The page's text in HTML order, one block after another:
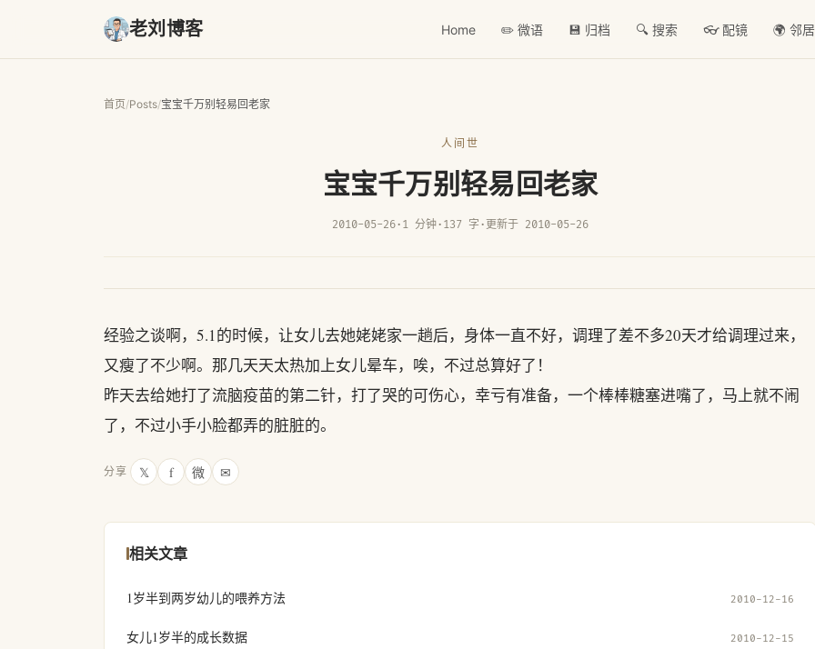
老刘博客 Home ✏️ 微语 💾 归档 🔍 搜索 👓 配镜 🌍 邻居
首页/Posts/宝宝千万别轻易回老家
人间世
宝宝千万别轻易回老家
2010-05-26· 1 分钟· 137 字 · 更新于 2010-05-26
经验之谈啊，5.1的时候，让女儿去她姥姥家一趟后，身体一直不好，调理了差不多20天才给调理过来，
又瘦了不少啊。那几天天太热加上女儿晕车，唉，不过总算好了！
昨天去给她打了流脑疫苗的第二针，打了哭的可伤心，幸亏有准备，一个棒棒糖塞进嘴了，马上就不闹
了，不过小手小脸都弄的脏脏的。
分享 𝕏 f 微 ✉
相关文章
1岁半到两岁幼儿的喂养方法 2010-12-16
女儿1岁半的成长数据 2010-12-15